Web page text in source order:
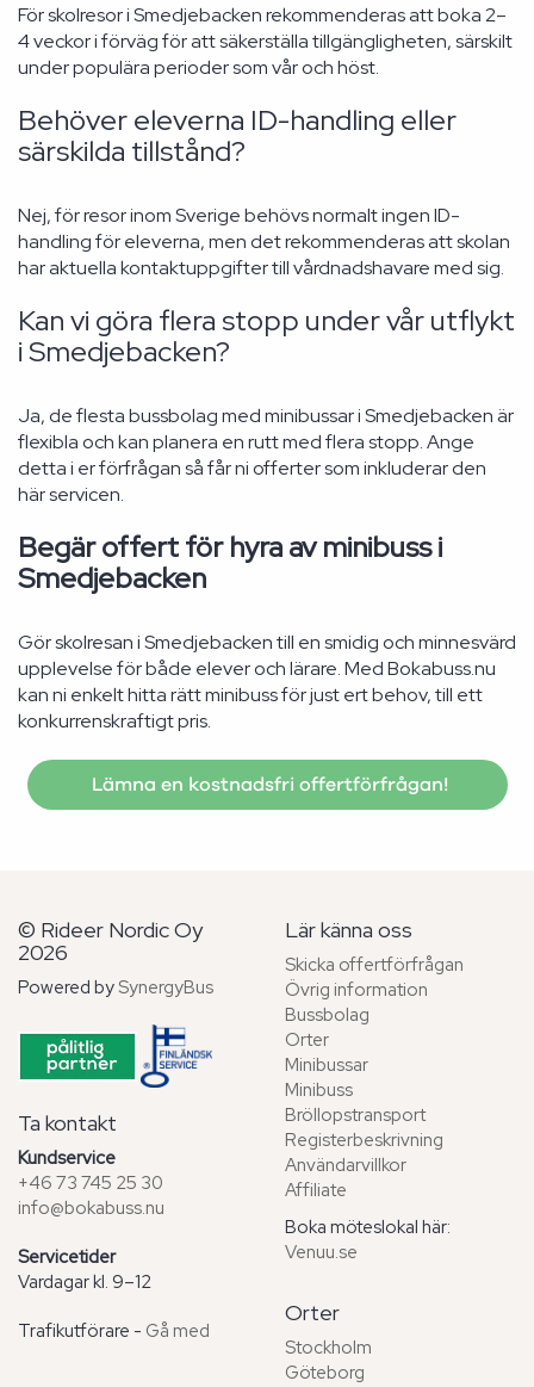
För skolresor i Smedjebacken rekommenderas att boka 2–
4 veckor i förväg för att säkerställa tillgängligheten, särskilt
under populära perioder som vår och höst.
Behöver eleverna ID-handling eller
särskilda tillstånd?
Nej, för resor inom Sverige behövs normalt ingen ID-
handling för eleverna, men det rekommenderas att skolan
har aktuella kontaktuppgifter till vårdnadshavare med sig.
Kan vi göra flera stopp under vår utflykt
i Smedjebacken?
Ja, de flesta bussbolag med minibussar i Smedjebacken är
flexibla och kan planera en rutt med flera stopp. Ange
detta i er förfrågan så får ni offerter som inkluderar den
här servicen.
Begär offert för hyra av minibuss i
Smedjebacken
Gör skolresan i Smedjebacken till en smidig och minnesvärd
upplevelse för både elever och lärare. Med Bokabuss.nu
kan ni enkelt hitta rätt minibuss för just ert behov, till ett
konkurrenskraftigt pris.
Lämna en kostnadsfri offertförfrågan!
© Rideer Nordic Oy
2026
Powered by SynergyBus
Ta kontakt
Kundservice
+46 73 745 25 30
info@bokabuss.nu
Servicetider
Vardagar kl. 9–12
Trafikutförare - Gå med
Lär känna oss
Skicka offertförfrågan
Övrig information
Bussbolag
Orter
Minibussar
Minibuss
Bröllopstransport
Registerbeskrivning
Användarvillkor
Affiliate
Boka möteslokal här:
Venuu.se
Orter
Stockholm
Göteborg